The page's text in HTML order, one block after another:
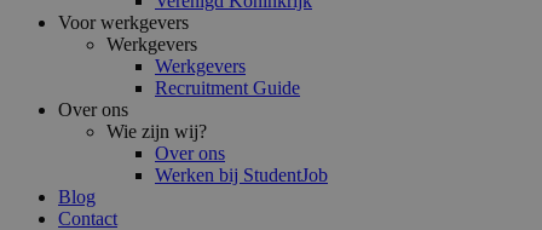
Voor werkgevers
Werkgevers
Werkgevers
Recruitment Guide
Over ons
Wie zijn wij?
Over ons
Werken bij StudentJob
Blog
Contact